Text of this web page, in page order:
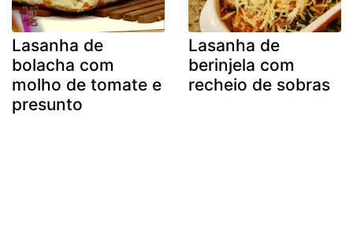
Lasanha de
bolacha com
molho de tomate e
presunto
Lasanha de
berinjela com
recheio de sobras